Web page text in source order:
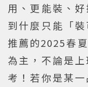
用、更能裝、
到什麼只能「
推薦的2025春
為主，不論是
考！若你是某